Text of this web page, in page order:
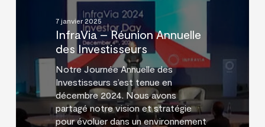
7 janvier 2025
InfraVia – Réunion Annuelle
des Investisseurs
Notre Journée Annuelle des
Investisseurs s’est tenue en
décembre 2024. Nous avons
partagé notre vision et stratégie
pour évoluer dans un environnement